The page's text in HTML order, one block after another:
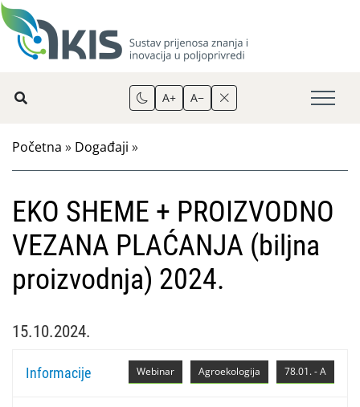
A+ A−
Početna » Događaji »
EKO SHEME + PROIZVODNO
VEZANA PLAĆANJA (biljna
proizvodnja) 2024.
15.10.2024.
78.01. - A
Agroekologija
Webinar
Informacije